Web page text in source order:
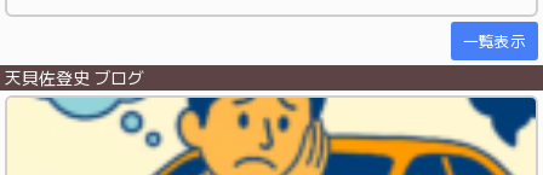
一覧表示
天貝佐登史 ブログ